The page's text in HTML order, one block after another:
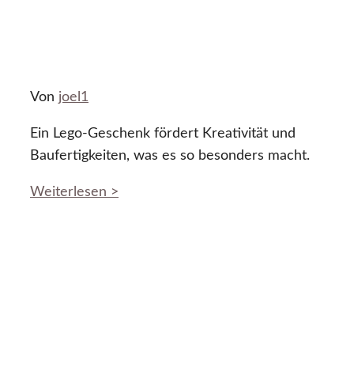
Von joel1
Ein Lego-Geschenk fördert Kreativität und
Baufertigkeiten, was es so besonders macht.
Weiterlesen >